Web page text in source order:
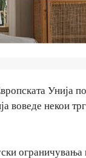
Унија
воведе некои
ограничувања